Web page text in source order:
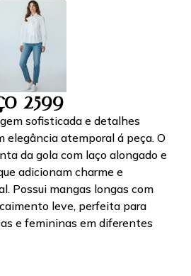
2599
sofisticada e detalhes
elegância atemporal á peça. O
da gola com laço alongado e
adicionam charme e
Possui mangas longas com
leve, perfeita para
e femininas em diferentes